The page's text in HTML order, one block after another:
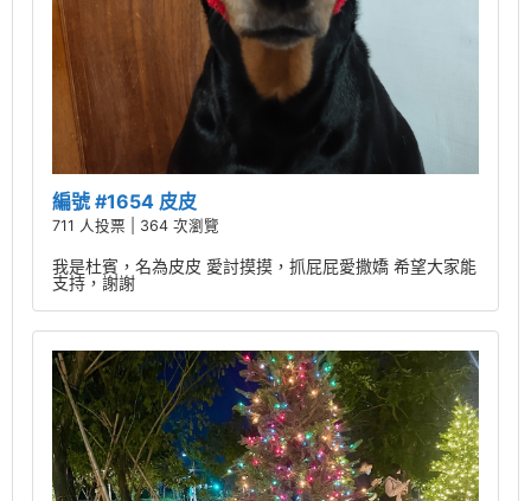
編號 #1654 皮皮
711 人投票 | 364 次瀏覽
我是杜賓，名為皮皮 愛討摸摸，抓屁屁愛撒嬌 希望大家能
支持，謝謝